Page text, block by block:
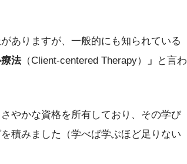
ありますが、一般的にも知られている
療法 （Client-centered Therapy） 」
と言わ
やかな資格を所有しており、その学び
積みました（学べば学ぶほど足りない